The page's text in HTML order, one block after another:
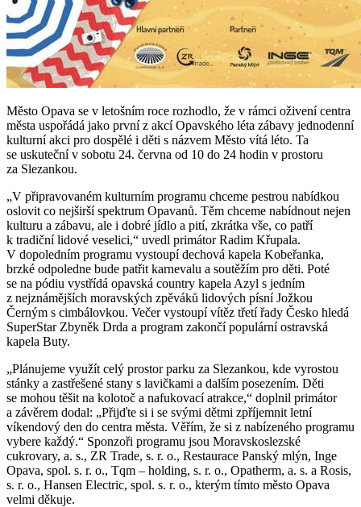
Město Opava se v letošním roce rozhodlo, že v rámci oživení centra
města uspořádá jako první z akcí Opavského léta zábavy jednodenní
kulturní akci pro dospělé i děti s názvem Město vítá léto. Ta
se uskuteční v sobotu 24. června od 10 do 24 hodin v prostoru
za Slezankou.
„V připravovaném kulturním programu chceme pestrou nabídkou
oslovit co nejširší spektrum Opavanů. Těm chceme nabídnout nejen
kulturu a zábavu, ale i dobré jídlo a pití, zkrátka vše, co patří
k tradiční lidové veselici,“ uvedl primátor Radim Křupala.
V dopoledním programu vystoupí dechová kapela Kobeřanka,
brzké odpoledne bude patřit karnevalu a soutěžím pro děti. Poté
se na pódiu vystřídá opavská country kapela Azyl s jedním
z nejznámějších moravských zpěváků lidových písní Jožkou
Černým s cimbálovkou. Večer vystoupí vítěz třetí řady Česko hledá
SuperStar Zbyněk Drda a program zakončí populární ostravská
kapela Buty.
„Plánujeme využít celý prostor parku za Slezankou, kde vyrostou
stánky a zastřešené stany s lavičkami a dalším posezením. Děti
se mohou těšit na kolotoč a nafukovací atrakce,“ doplnil primátor
a závěrem dodal: „Přijďte si i se svými dětmi zpříjemnit letní
víkendový den do centra města. Věřím, že si z nabízeného programu
vybere každý.“ Sponzoři programu jsou Moravskoslezské
cukrovary, a. s., ZR Trade, s. r. o., Restaurace Panský mlýn, Inge
Opava, spol. s. r. o., Tqm – holding, s. r. o., Opatherm, a. s. a Rosis,
s. r. o., Hansen Electric, spol. s. r. o., kterým tímto město Opava
velmi děkuje.